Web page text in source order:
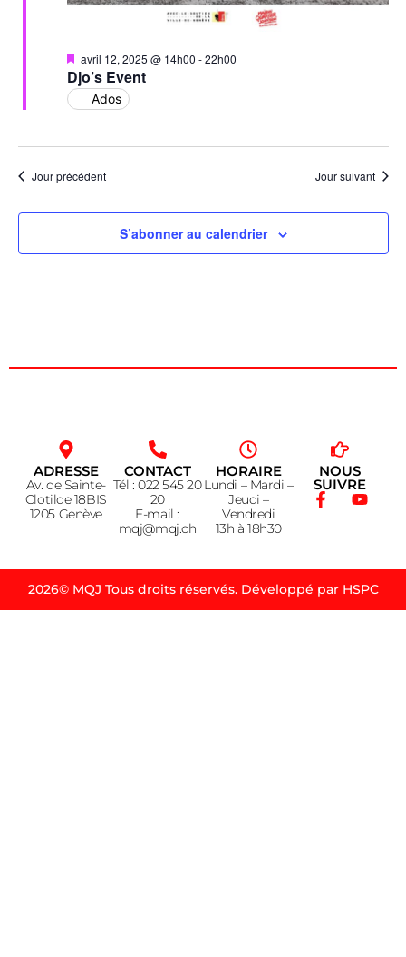
Djo’s Event
Mis
en
avant
avril 12, 2025 @ 14h00 -22h00
Ados
Jour précédent Jour suivant
S’abonner au calendrier
ADRESSE
Av. de Sainte-
Clotilde 18BIS
1205 Genève
CONTACT
Tél : 022 545 20
20
E-mail :
mqj@mqj.ch
HORAIRE
Lundi – Mardi –
Jeudi –
Vendredi
13h à 18h30
NOUS
SUIVRE
2026© MQJ Tous droits réservés. Développé par HSPC